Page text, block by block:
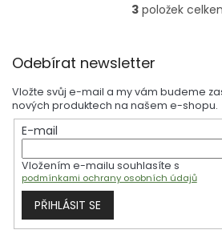
O
a
c
í
p
r
v
k
ý
3položek
Odebírat newsletter
Vložte svůj e-mail a my vám budeme
nových produktech na našem e-shopu.
E-mail
Vložením e-mailu souhlasíte s
podmínkami ochrany osobních údajů
PŘIHLÁSIT SE